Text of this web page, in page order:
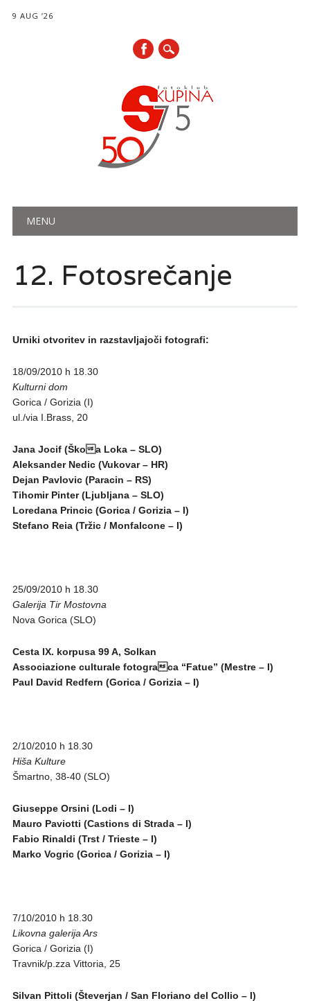
9 AUG ’26
Main menu
MENU
12. Fotosrečanje
Urniki otvoritev in razstavljajoči fotografi:
18/09/2010 h 18.30
Kulturni dom
Gorica / Gorizia (I)
ul./via I.Brass, 20
Jana Jocif (Škoa Loka – SLO)
Aleksander Nedic (Vukovar – HR)
Dejan Pavlovic (Paracin – RS)
Tihomir Pinter (Ljubljana – SLO)
Loredana Princic (Gorica / Gorizia – I)
Stefano Reia (Tržic / Monfalcone – I)
25/09/2010 h 18.30
Galerija Tir Mostovna
Nova Gorica (SLO)
Cesta IX. korpusa 99 A, Solkan
Associazione culturale fotograca “Fatue” (Mestre – I)
Paul David Redfern (Gorica / Gorizia – I)
2/10/2010 h 18.30
Hiša Kulture
Šmartno, 38-40 (SLO)
Giuseppe Orsini (Lodi – I)
Mauro Paviotti (Castions di Strada – I)
Fabio Rinaldi (Trst / Trieste – I)
Marko Vogric (Gorica / Gorizia – I)
7/10/2010 h 18.30
Likovna galerija Ars
Gorica / Gorizia (I)
Travnik/p.zza Vittoria, 25
Silvan Pittoli (Števerjan / San Floriano del Collio – I)